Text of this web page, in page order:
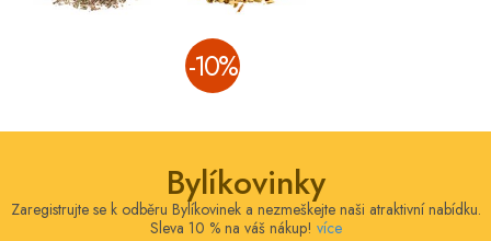
­-10%
Bylíkovinky
Zaregistrujte se k odběru Bylíkovinek a nezmeškejte naši atraktivní nabídku.
Sleva 10 % na váš nákup! více